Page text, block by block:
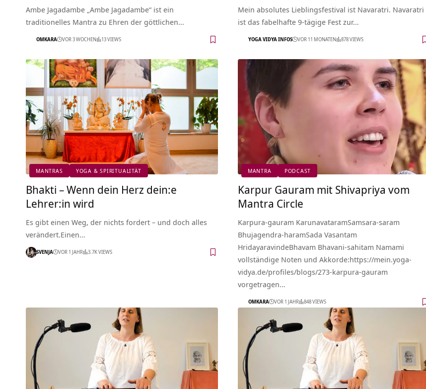
Ambe Jagadambe „Ambe Jagadambe“ ist ein
traditionelles Mantra zu Ehren der göttlichen…
OMKARA VOR 3 WOCHEN 13 VIEWS
Mein absolutes Lieblingsfestival ist Navaratri. Navaratri
ist das fabelhafte 9-tägige Fest zur…
YOGA VIDYA INFOS VOR 11 MONATEN 878 VIEWS
MANTRAS YOGA & SPIRITUALITÄT
Bhakti – Wenn dein Herz dein:e
Lehrer:in wird
Es gibt einen Weg, der nichts fordert – und doch alles
verändert.Einen…
SVENJA VOR 1 JAHR 3.7K VIEWS
MANTRA PODCAST
Karpur Gauram mit Shivapriya vom
Mantra Circle
Karpura-gauram KarunavataramSamsara-saram
Bhujagendra-haramSada Vasantam
HridayaravindeBhavam Bhavani-sahitam Namami
vollständige Noten und Akkorde:https://mein.yoga-
vidya.de/profiles/blogs/273-karpura-gauram
vorgetragen…
OMKARA VOR 1 JAHR 848 VIEWS